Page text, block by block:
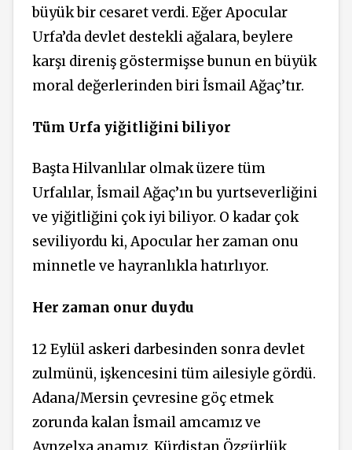
büyük bir cesaret verdi. Eğer Apocular
Urfa’da devlet destekli ağalara, beylere
karşı direniş göstermişse bunun en büyük
moral değerlerinden biri İsmail Ağaç’tır.
Tüm Urfa yiğitliğini biliyor
Başta Hilvanlılar olmak üzere tüm
Urfalılar, İsmail Ağaç’ın bu yurtseverliğini
ve yiğitliğini çok iyi biliyor. O kadar çok
seviliyordu ki, Apocular her zaman onu
minnetle ve hayranlıkla hatırlıyor.
Her zaman onur duydu
12 Eylül askeri darbesinden sonra devlet
zulmünü, işkencesini tüm ailesiyle gördü.
Adana/Mersin çevresine göç etmek
zorunda kalan İsmail amcamız ve